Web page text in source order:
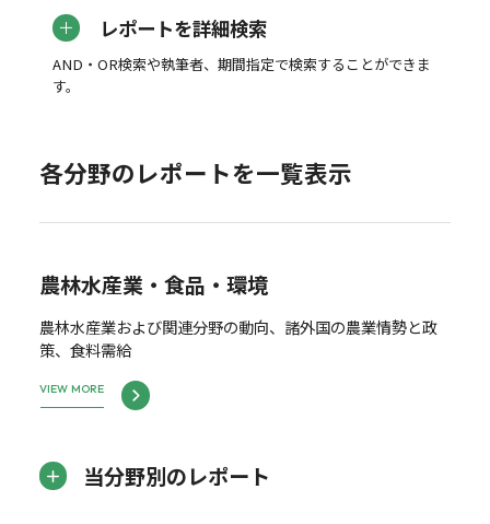
レポートを詳細検索
AND・OR検索や執筆者、期間指定で検索することができま
す。
各分野のレポートを一覧表示
農林水産業・食品・環境
農林水産業および関連分野の動向、諸外国の農業情勢と政
策、食料需給
VIEW MORE
当分野別のレポート